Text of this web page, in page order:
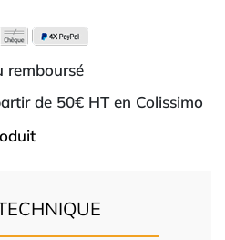
remboursé
de 50€ HT en Colissimo